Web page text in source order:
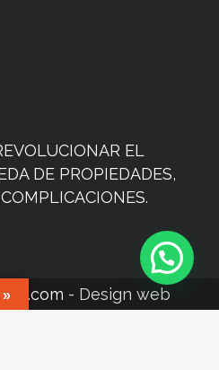
EL
DE PROPIEDADES,
- Design web
»